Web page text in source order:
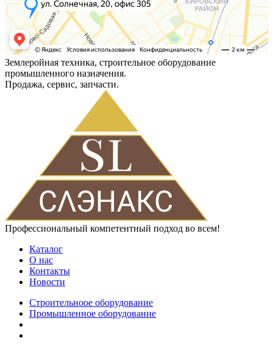
Землеройная техника, строительное оборудование
промышленного назначения.
Продажа, сервис, запчасти.
Профессиональный компетентный подход во всем!
Каталог
О нас
Контакты
Новости
Строительноое оборудование
Промышленное оборудование